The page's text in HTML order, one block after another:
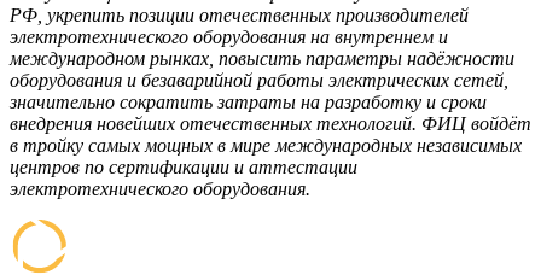
РФ, укрепить позиции отечественных производителей
электротехнического оборудования на внутреннем и
международном рынках, повысить параметры надёжности
оборудования и безаварийной работы электрических сетей,
значительно сократить затраты на разработку и сроки
внедрения новейших отечественных технологий. ФИЦ войдёт
в тройку самых мощных в мире международных независимых
центров по сертификации и аттестации
электротехнического оборудования.